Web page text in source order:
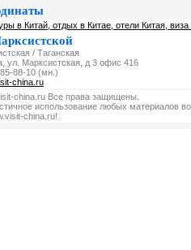
в Китай, отдых в Китае, отели Китая, виза
/ Таганская
ул. Марксистская, д 3 офис 416
88-10 (мн.)
china.ru
china.ru Все права защищены.
использование любых материалов
china.ru!